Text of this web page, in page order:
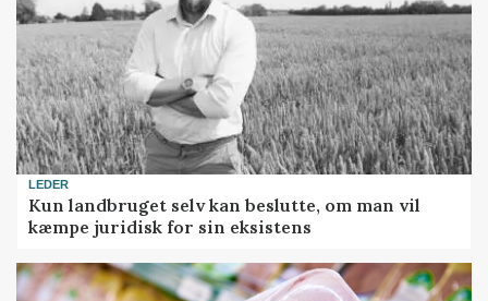
LEDER
Kun landbruget selv kan beslutte, om man vil
kæmpe juridisk for sin eksistens